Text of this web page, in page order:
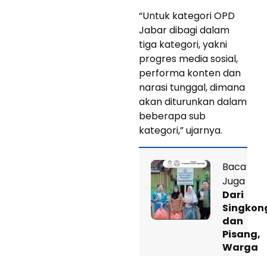
“Untuk kategori OPD
Jabar dibagi dalam
tiga kategori, yakni
progres media sosial,
performa konten dan
narasi tunggal, dimana
akan diturunkan dalam
beberapa sub
kategori,” ujarnya.
Baca
Juga
Dari
dan
Pisang,
Warga